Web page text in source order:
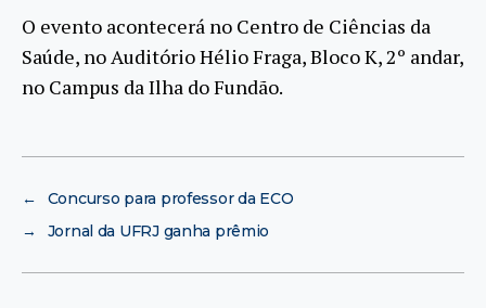
O evento acontecerá no Centro de Ciências da
Saúde, no Auditório Hélio Fraga, Bloco K, 2º andar,
no Campus da Ilha do Fundão.
←
Concurso para professor da ECO
→
Jornal da UFRJ ganha prêmio